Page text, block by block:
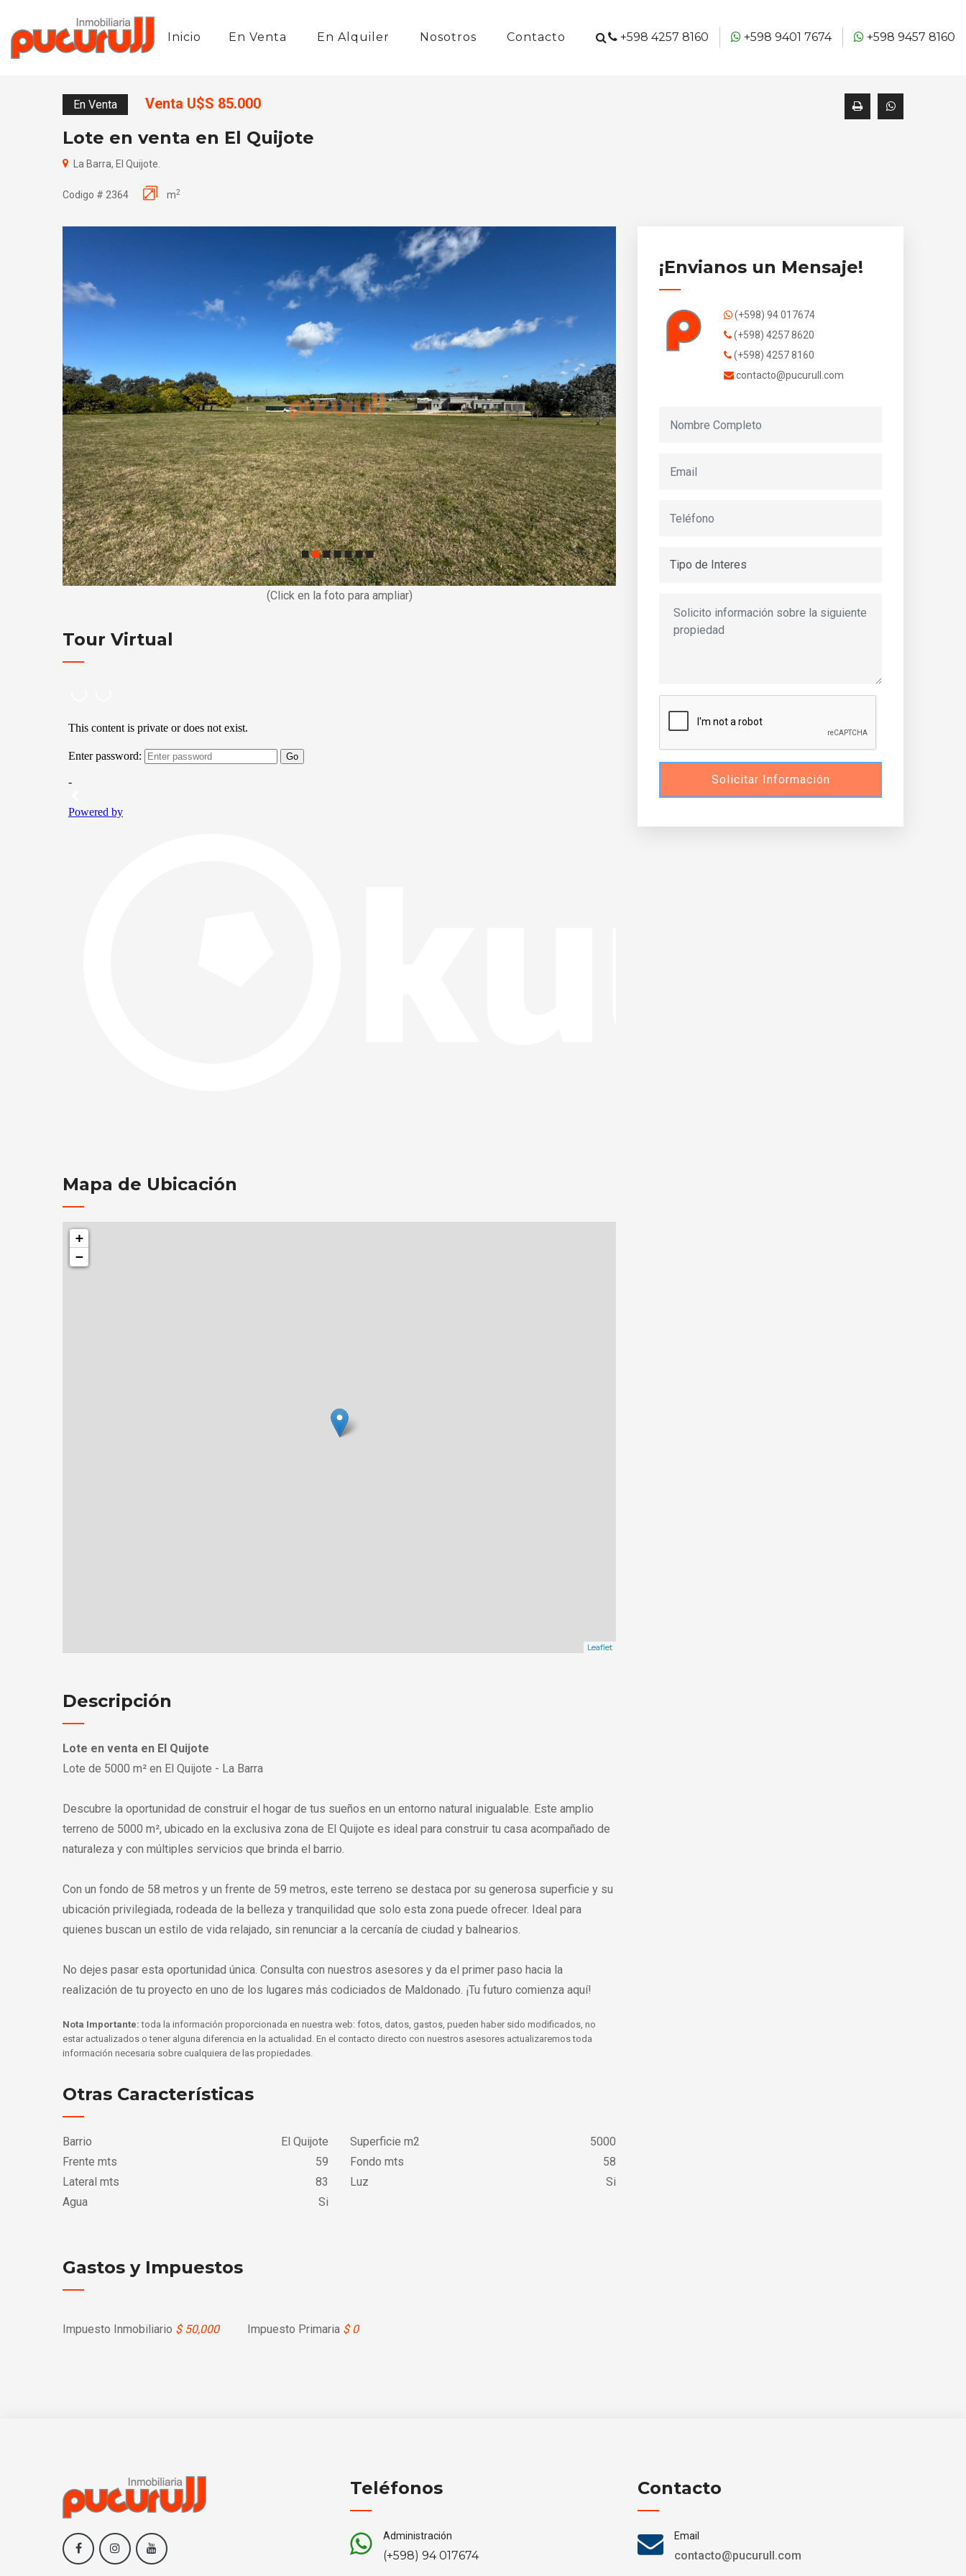
Inicio En Venta En Alquiler Nosotros Contacto +598 4257 8160 +598 9401 7674 +598 9457 8160
En Venta Venta U$S 85.000
Lote en venta en El Quijote
La Barra, El Quijote.
Codigo # 2364 m2
(Click en la foto para ampliar)
Tour Virtual
Mapa de Ubicación
+
−
Leaflet
Descripción
Lote en venta en El Quijote
Lote de 5000 m² en El Quijote - La Barra
Descubre la oportunidad de construir el hogar de tus sueños en un entorno natural inigualable. Este amplio
terreno de 5000 m², ubicado en la exclusiva zona de El Quijote es ideal para construir tu casa acompañado de
naturaleza y con múltiples servicios que brinda el barrio.
Con un fondo de 58 metros y un frente de 59 metros, este terreno se destaca por su generosa superficie y su
ubicación privilegiada, rodeada de la belleza y tranquilidad que solo esta zona puede ofrecer. Ideal para
quienes buscan un estilo de vida relajado, sin renunciar a la cercanía de ciudad y balnearios.
No dejes pasar esta oportunidad única. Consulta con nuestros asesores y da el primer paso hacia la
realización de tu proyecto en uno de los lugares más codiciados de Maldonado. ¡Tu futuro comienza aquí!
Nota Importante:toda la información proporcionada en nuestra web: fotos, datos, gastos, pueden haber sido modificados, no
estar actualizados o tener alguna diferencia en la actualidad. En el contacto directo con nuestros asesores actualizaremos toda
información necesaria sobre cualquiera de las propiedades.
Otras Características
Barrio El Quijote Superficie m2
5000
Frente mts
59 Fondo mts
58
Lateral mts
83 Luz
Si
Agua
Si
Gastos y Impuestos
Impuesto Inmobiliario $ 50,000 Impuesto Primaria $ 0
¡Envianos un Mensaje!
(+598) 94 017674
(+598) 4257 8620
(+598) 4257 8160
contacto@pucurull.com
Solicitar Información
Teléfonos
Administración
(+598) 94 017674
Contacto
Email
contacto@pucurull.com